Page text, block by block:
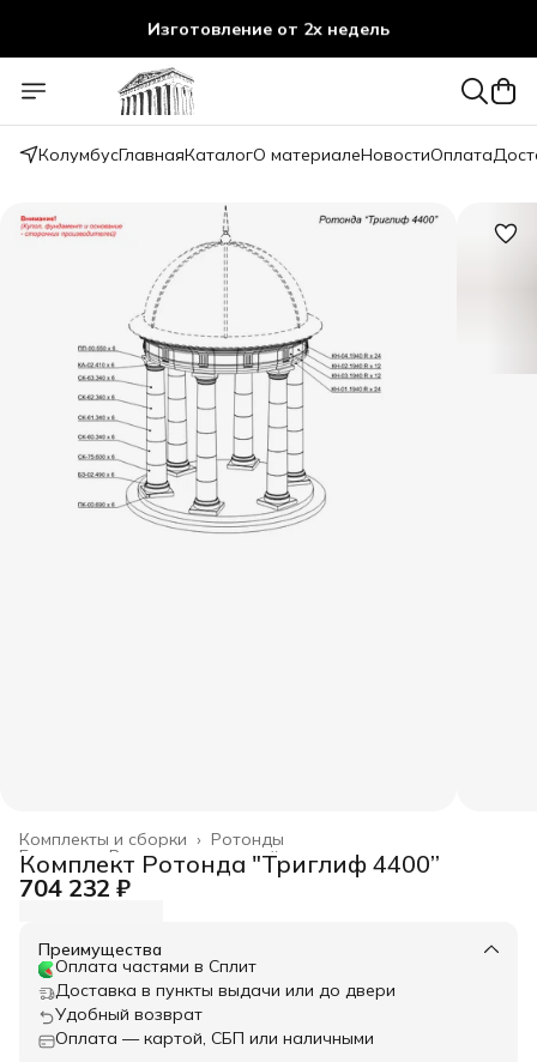
Изготовление от 2х недель
КолумбусГлавнаяКаталогО материалеНовостиОплата
Ротонды
Комплекты и сборки ›
Весь архитектурный декор ›
Главная
Комплект Ротонда "Триглиф 4400”
704 232 ₽
Преимущества
Оплата частями в Сплит
Доставка в пункты выдачи или до двери
Удобный возврат
Оплата — картой, СБП или наличными